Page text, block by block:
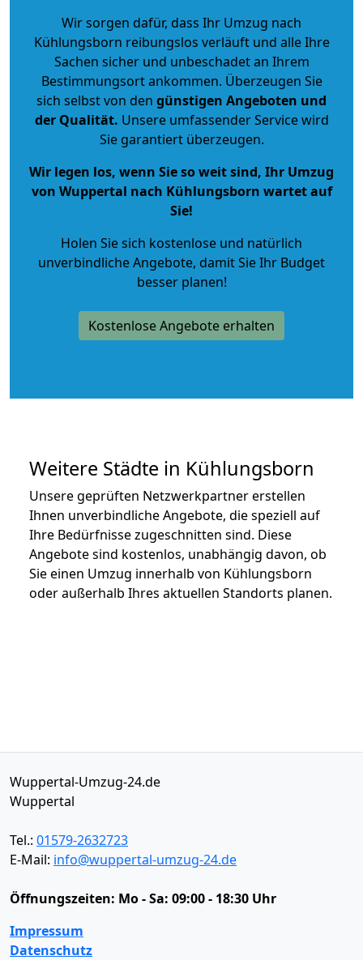
Wir sorgen dafür, dass Ihr Umzug nach
Kühlungsborn reibungslos verläuft und alle Ihre
Sachen sicher und unbeschadet an Ihrem
Bestimmungsort ankommen. Überzeugen Sie
sich selbst von den günstigen Angeboten und
der Qualität. Unsere umfassender Service wird
Sie garantiert überzeugen.
Wir legen los, wenn Sie so weit sind, Ihr Umzug
von Wuppertal nach Kühlungsborn wartet auf
Sie!
Holen Sie sich kostenlose und natürlich
unverbindliche Angebote, damit Sie Ihr Budget
besser planen!
Kostenlose Angebote erhalten
Weitere Städte in Kühlungsborn
Unsere geprüften Netzwerkpartner erstellen
Ihnen unverbindliche Angebote, die speziell auf
Ihre Bedürfnisse zugeschnitten sind. Diese
Angebote sind kostenlos, unabhängig davon, ob
Sie einen Umzug innerhalb von Kühlungsborn
oder außerhalb Ihres aktuellen Standorts planen.
Wuppertal-Umzug-24.de
Wuppertal
Tel.: 01579-2632723
E-Mail: info@wuppertal-umzug-24.de
Öffnungszeiten: Mo - Sa: 09:00 - 18:30 Uhr
Impressum
Datenschutz